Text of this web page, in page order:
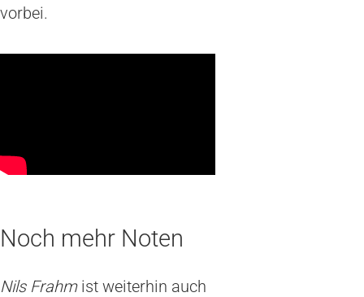
vorbei.
Noch mehr Noten
Nils Frahmist weiterhin auch